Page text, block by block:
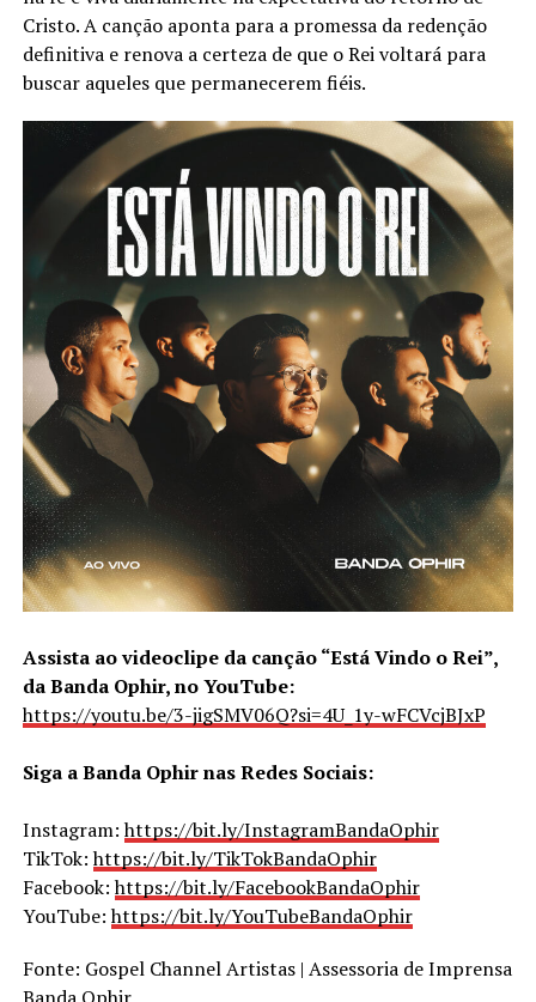
Cristo. A canção aponta para a promessa da redenção
definitiva e renova a certeza de que o Rei voltará para
buscar aqueles que permanecerem fiéis.
Assista ao videoclipe da canção “Está Vindo o Rei”,
da Banda Ophir, no YouTube:
https://youtu.be/3-jigSMV06Q?si=4U_1y-wFCVcjBJxP
Siga a Banda Ophir nas Redes Sociais:
Instagram:https://bit.ly/InstagramBandaOphir
TikTok:https://bit.ly/TikTokBandaOphir
Facebook:https://bit.ly/FacebookBandaOphir
YouTube:https://bit.ly/YouTubeBandaOphir
Fonte: Gospel Channel Artistas | Assessoria de Imprensa